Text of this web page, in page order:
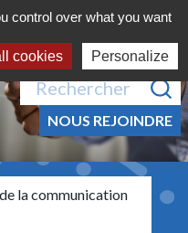
MENU
Recherche pour :
NOUS REJOINDRE
la communication
control over what you want
cookies Personalize